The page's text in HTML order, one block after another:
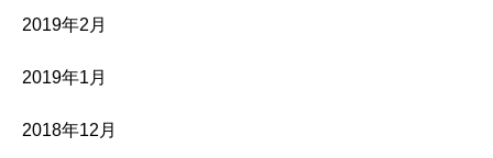
2019年2月
2019年1月
2018年12月